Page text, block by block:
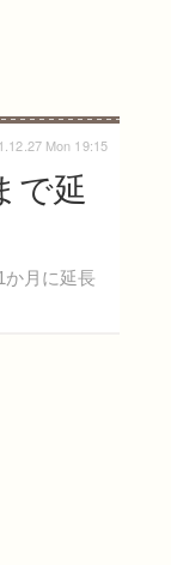
で延
月に延長
Mon 19:15